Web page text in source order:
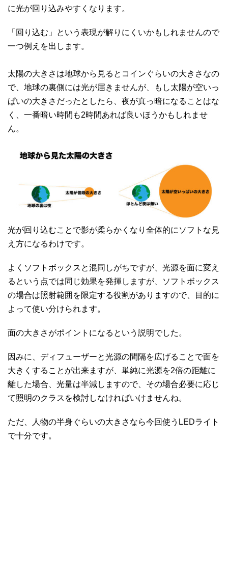
に光が回り込みやすくなります。
「回り込む」という表現が解りにくいかもしれませんので
一つ例えを出します。
太陽の大きさは地球から見るとコインぐらいの大きさなの
で、地球の裏側には光が届きませんが、もし太陽が空いっ
ぱいの大きさだったとしたら、夜が真っ暗になることはな
く、一番暗い時間も2時間あれば良いほうかもしれませ
ん。
光が回り込むことで影が柔らかくなり全体的にソフトな見
え方になるわけです。
よくソフトボックスと混同しがちですが、光源を面に変え
るという点では同じ効果を発揮しますが、ソフトボックス
の場合は照射範囲を限定する役割がありますので、目的に
よって使い分けられます。
面の大きさがポイントになるという説明でした。
因みに、ディフューザーと光源の間隔を広げることで面を
大きくすることが出来ますが、単純に光源を2倍の距離に
離した場合、光量は半減しますので、その場合必要に応じ
て照明のクラスを検討しなければいけませんね。
ただ、人物の半身ぐらいの大きさなら今回使うLEDライト
で十分です。